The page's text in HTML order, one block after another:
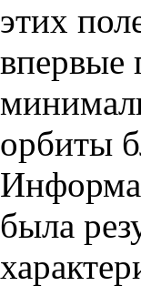
этих
впервые
орбиты
была